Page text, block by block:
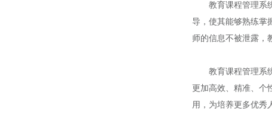
教育课程管理系统
导，使其能够熟练掌
师的信息不被泄露，
教育课程管理系统
更加高效、精准、个
用，为培养更多优秀